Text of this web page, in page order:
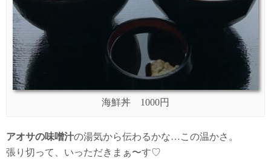
海鮮丼 1000円
アオサの味噌汁の湯気から伝わるかな…この温かさ。
張り切って、いっただきまぁ〜す♡